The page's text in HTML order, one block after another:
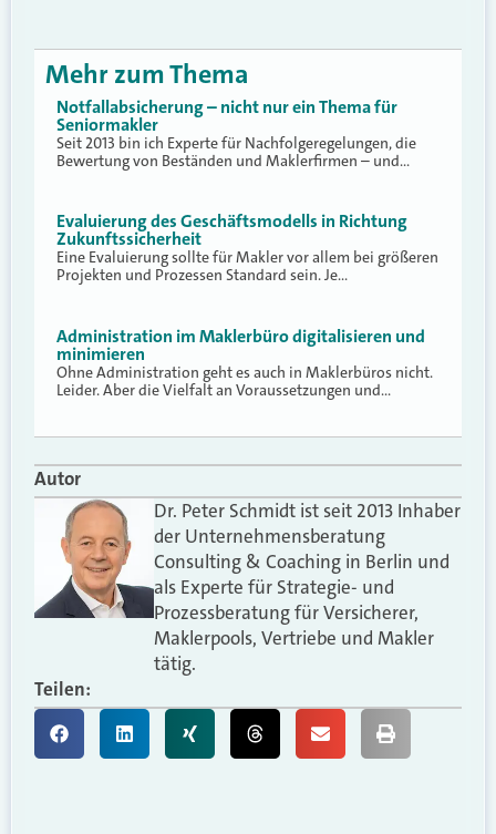
Mehr zum Thema
Notfallabsicherung – nicht nur ein Thema für
Seniormakler
Seit 2013 bin ich Experte für Nachfolgeregelungen, die
Bewertung von Beständen und Maklerfirmen – und…
Evaluierung des Geschäftsmodells in Richtung
Zukunftssicherheit
Eine Evaluierung sollte für Makler vor allem bei größeren
Projekten und Prozessen Standard sein. Je…
Administration im Maklerbüro digitalisieren und
minimieren
Ohne Administration geht es auch in Maklerbüros nicht.
Leider. Aber die Vielfalt an Voraussetzungen und…
Autor
Dr. Peter Schmidt ist seit 2013 Inhaber
der Unternehmensberatung
Consulting & Coaching in Berlin und
als Experte für Strategie- und
Prozessberatung für Versicherer,
Maklerpools, Vertriebe und Makler
tätig.
Teilen: